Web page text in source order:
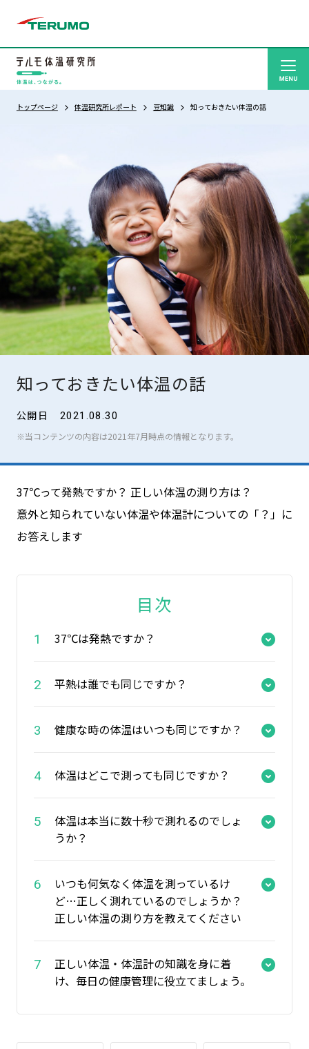
発熱相談室
体温計の基礎知識
体温研究所 レポート
について
便利な資料をダウンロード
体温 平熱 睡眠 熱中症
テルモ体温計
ラインナップ
大切なあの人に伝えよう！
トップページ 体温研究所レポート 豆知識 知っておきたい体温の話
知っておきたい体温の話
公開日 2021.08.30
※当コンテンツの内容は2021年7月時点の情報となります。
37℃って発熱ですか？ 正しい体温の測り方は？
意外と知られていない体温や体温計についての「？」に
お答えします
目次
1 37℃は発熱ですか？
2 平熱は誰でも同じですか？
3 健康な時の体温はいつも同じですか？
4 体温はどこで測っても同じですか？
5
体温は本当に数十秒で測れるのでしょ
うか？
6
いつも何気なく体温を測っているけ
ど…正しく測れているのでしょうか？
正しい体温の測り方を教えてください
7
正しい体温・体温計の知識を身に着
け、毎日の健康管理に役立てましょう。